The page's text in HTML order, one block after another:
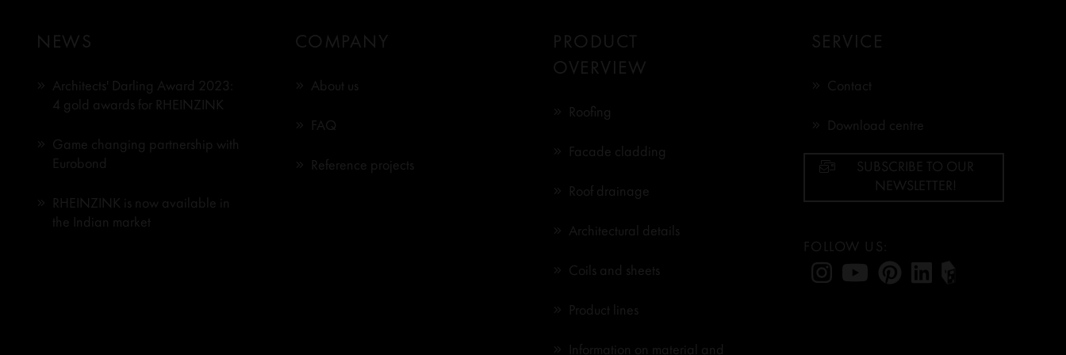
NEWS
Architects' Darling Award 2023:
4 gold awards for RHEINZINK
Game changing partnership with
Eurobond
RHEINZINK is now available in
the Indian market
COMPANY
About us
FAQ
Reference projects
PRODUCT
OVERVIEW
Roofing
Facade cladding
Roof drainage
Architectural details
Coils and sheets
Product lines
Information on material and
SERVICE
Contact
Download centre
SUBSCRIBE TO OUR
NEWSLETTER!
FOLLOW US: